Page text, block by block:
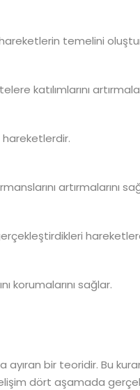
temelini
katılımlarını
artırmalarını
korumalarını sağlar.
bir teoridir. Bu
dört aşamada